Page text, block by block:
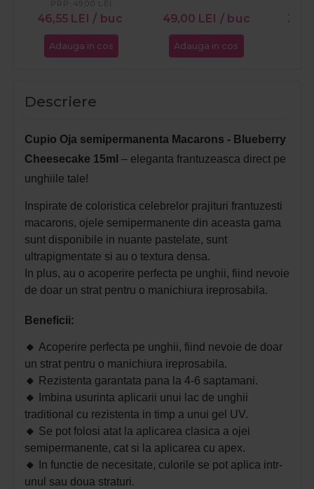
46,55 LEI / buc
PRP: 49,00 LEI
Adauga in cos
49,00 LEI / buc
Adauga in cos
Descriere
Cupio Oja semipermanenta Macarons - Blueberry
Cheesecake 15ml – eleganta frantuzeasca direct pe
unghiile tale!
Inspirate de coloristica celebrelor prajituri frantuzesti
macarons, ojele semipermanente din aceasta gama
sunt disponibile in nuante pastelate, sunt
ultrapigmentate si au o textura densa.
In plus, au o acoperire perfecta pe unghii, fiind nevoie
de doar un strat pentru o manichiura ireprosabila.
Beneficii:
🔸 Acoperire perfecta pe unghii, fiind nevoie de doar
un strat pentru o manichiura ireprosabila.
🔸 Rezistenta garantata pana la 4-6 saptamani.
🔸
Imbina usurinta aplicarii unui lac de unghii
traditional cu rezistenta in timp a unui gel UV.
🔸 Se pot folosi atat la aplicarea clasica a ojei
semipermanente, cat si la aplicarea cu apex.
🔸
In functie de necesitate, culorile se pot aplica intr-
unul sau doua straturi.